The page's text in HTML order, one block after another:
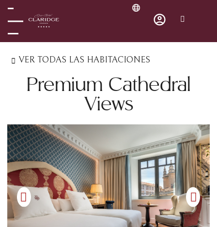
VER TODAS LAS HABITACIONES
Premium Cathedral
Views